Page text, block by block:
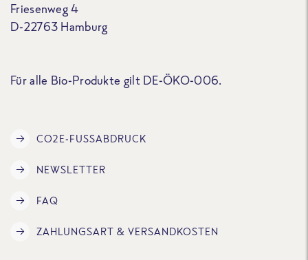
Friesenweg 4
D-22763 Hamburg
Für alle Bio-Produkte gilt DE-ÖKO-006.
CO2E-FUSSABDRUCK
NEWSLETTER
FAQ
ZAHLUNGSART & VERSANDKOSTEN